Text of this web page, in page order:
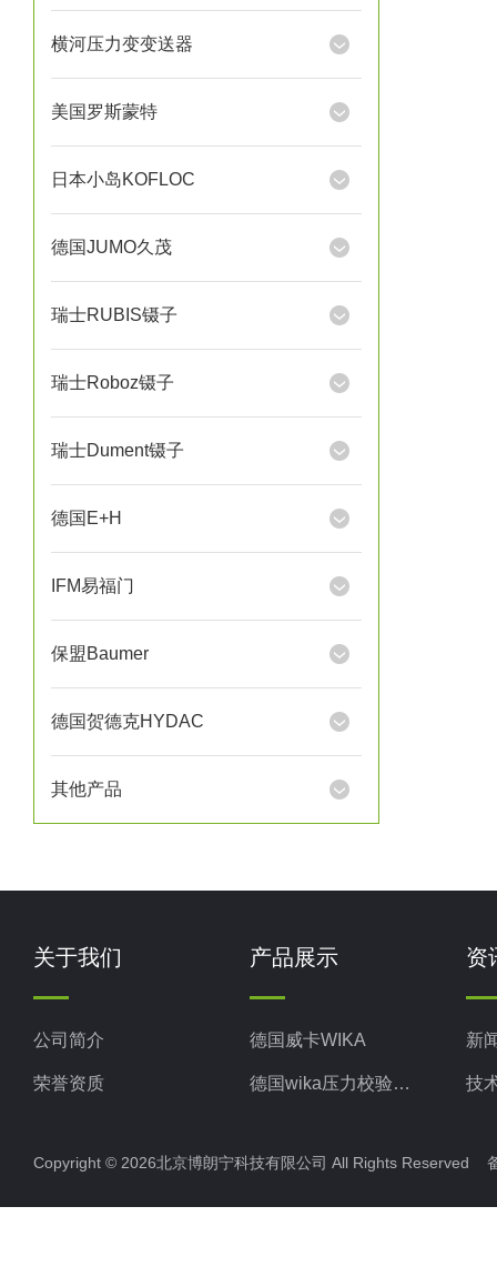
横河压力变变送器
美国罗斯蒙特
日本小岛KOFLOC
德国JUMO久茂
瑞士RUBIS镊子
瑞士Roboz镊子
瑞士Dument镊子
德国E+H
IFM易福门
保盟Baumer
德国贺德克HYDAC
其他产品
关于我们
公司简介
荣誉资质
产品展示
德国威卡WIKA
德国wika压力校验系统
美国固瑞克GRACO
意大利ELETTROTEC压力开关
资
新
技
Copyright © 2026北京博朗宁科技有限公司 All Rights Reserved